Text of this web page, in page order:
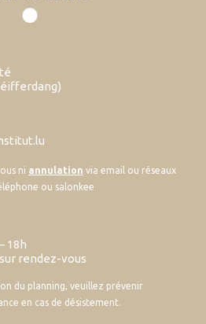
ni annulation via email ou réseaux
ou salonkee
18h
rendez-vous
du planning, veuillez prévenir
en cas de désistement.